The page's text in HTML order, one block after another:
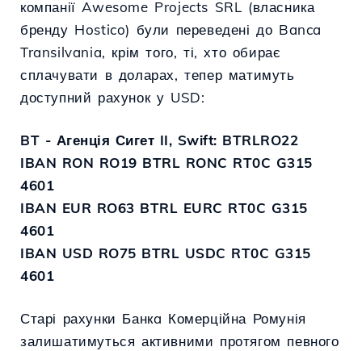
компанії Awesome Projects SRL (власника
бренду Hostico) були переведені до Banca
Transilvania, крім того, ті, хто обирає
сплачувати в доларах, тепер матимуть
доступний рахунок у USD:
BT - Агенція Сигет II, Swift: BTRLRO22
IBAN RON RO19 BTRL RONC RT0C G315
4601
IBAN EUR RO63 BTRL EURC RT0C G315
4601
IBAN USD RO75 BTRL USDC RT0C G315
4601
Старі рахунки Банкa Комерційна Ромунія
залишатимуться активними протягом певного